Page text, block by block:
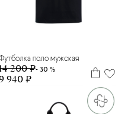
поло мужская
200 ₽- 30 %
940 ₽